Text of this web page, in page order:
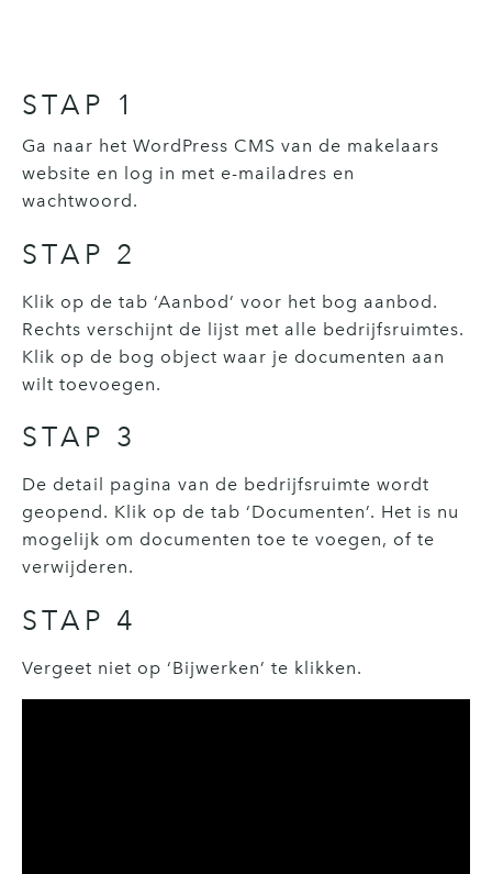
STAP 1
Ga naar het WordPress CMS van de makelaars
website en log in met e-mailadres en
wachtwoord.
STAP 2
Klik op de tab ‘Aanbod’ voor het bog aanbod.
Rechts verschijnt de lijst met alle bedrijfsruimtes.
Klik op de bog object waar je documenten aan
wilt toevoegen.
STAP 3
De detail pagina van de bedrijfsruimte wordt
geopend. Klik op de tab ‘Documenten’. Het is nu
mogelijk om documenten toe te voegen, of te
verwijderen.
STAP 4
Vergeet niet op ‘Bijwerken’ te klikken.